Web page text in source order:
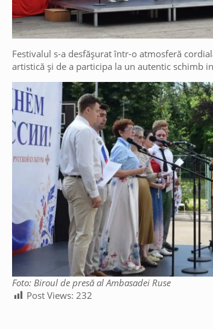
Festivalul s-a desfășurat într-o atmosferă
artistică și de a participa la un autentic schimb
Foto: Biroul de presă al Ambasadei Ruse
Post Views: 232